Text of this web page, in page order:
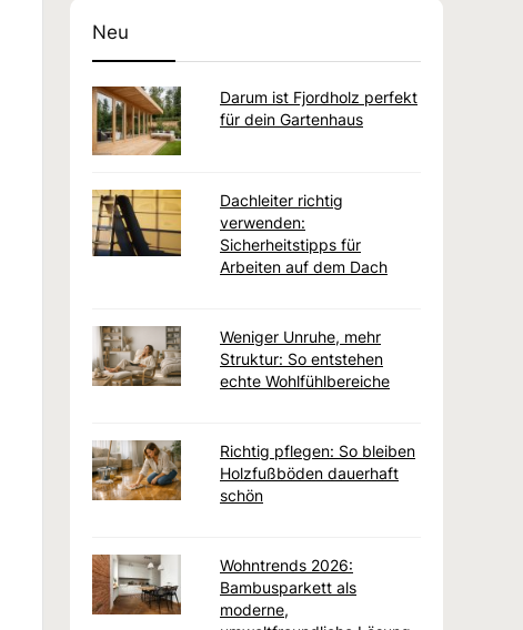
Neu
Darum ist Fjordholz perfekt
für dein Gartenhaus
Dachleiter richtig
verwenden:
Sicherheitstipps für
Arbeiten auf dem Dach
Weniger Unruhe, mehr
Struktur: So entstehen
echte Wohlfühlbereiche
Richtig pflegen: So bleiben
Holzfußböden dauerhaft
schön
Wohntrends 2026:
Bambusparkett als
moderne,